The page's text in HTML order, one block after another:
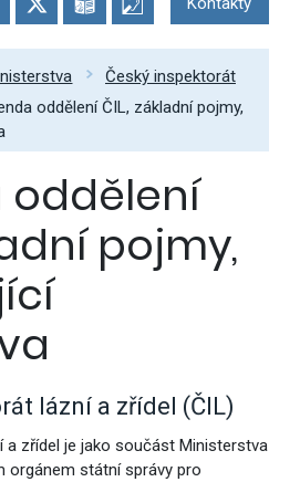
Český inspektorát
oddělení ČIL, základní pojmy,
oddělení
pojmy,
lázní a zřídel (ČIL)
a zřídel je jako součást Ministerstva
orgánem státní správy pro